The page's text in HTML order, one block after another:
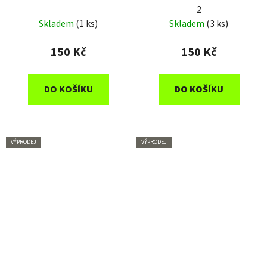
Skladem (1 ks)
150 Kč
DO KOŠÍKU
2
Skladem (3 ks)
150 Kč
DO KOŠÍKU
VÝPRODEJ VÝPRODEJ